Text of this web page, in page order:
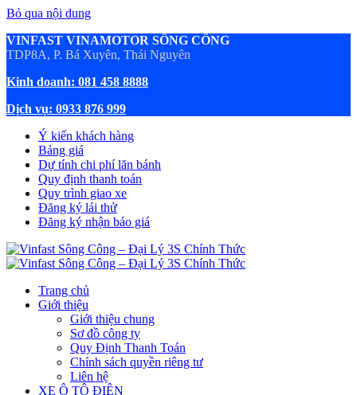
Bỏ qua nội dung
VINFAST VINAMOTOR SÔNG CÔNG
TDP8A, P. Bá Xuyên, Thái Nguyên
Kinh doanh: 081 458 8888
Dịch vụ: 0933 876 999
Ý kiến khách hàng
Bảng giá
Dự tính chi phí lăn bánh
Quy định thanh toán
Quy trình giao xe
Đăng ký lái thử
Đăng ký nhận báo giá
Trang chủ
Giới thiệu
Giới thiệu chung
Sơ đồ công ty
Quy Định Thanh Toán
Chính sách quyền riêng tư
Liên hệ
XE Ô TÔ ĐIỆN